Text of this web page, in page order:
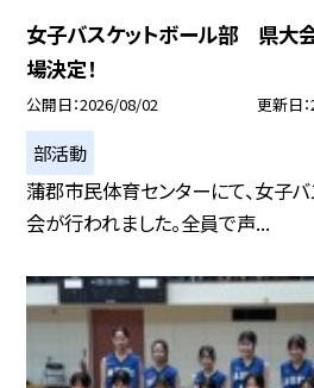
女子バスケットボール部 県大
場決定！
公開日 2026/08/02 更新日
部活動
蒲郡市民体育センターにて、女子
会が行われました。全員で声...